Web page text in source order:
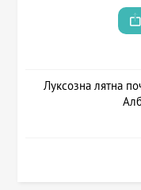
Луксозна лятна